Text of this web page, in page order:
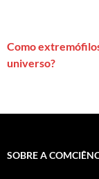
Como
universo?
SOBRE A